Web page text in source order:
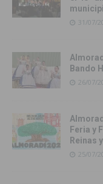
31/07/
Bando
26/07/
Feria y
Reinas
25/07/